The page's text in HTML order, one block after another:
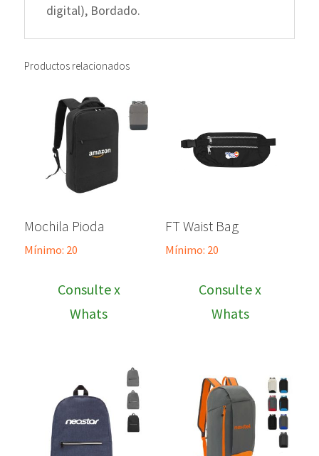
digital), Bordado.
Productos relacionados
Mochila Pioda
Mínimo: 20
Consulte x
Whats
FT Waist Bag
Mínimo: 20
Consulte x
Whats